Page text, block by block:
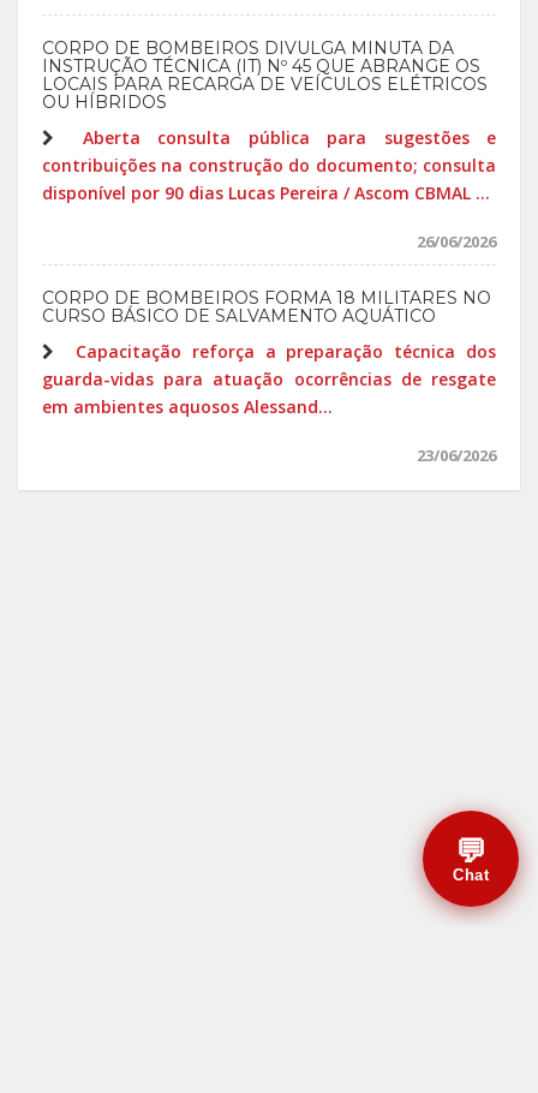
CORPO DE BOMBEIROS DIVULGA MINUTA DA
INSTRUÇÃO TÉCNICA (IT) Nº 45 QUE ABRANGE OS
LOCAIS PARA RECARGA DE VEÍCULOS ELÉTRICOS
OU HÍBRIDOS
Aberta consulta pública para sugestões e
contribuições na construção do documento; consulta
disponível por 90 dias Lucas Pereira / Ascom CBMAL ...
26/06/2026
CORPO DE BOMBEIROS FORMA 18 MILITARES NO
CURSO BÁSICO DE SALVAMENTO AQUÁTICO
Capacitação reforça a preparação técnica dos
guarda-vidas para atuação ocorrências de resgate
em ambientes aquosos Alessand...
23/06/2026
💬
Chat